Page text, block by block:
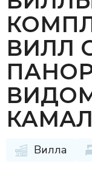
ВИЛЛ
Вилла